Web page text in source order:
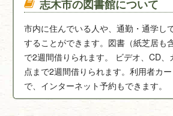
志木市の図書館について
市内に住んでいる人や、通勤・通学し
することができます。図書（紙芝居も
で2週間借りられます。 ビデオ、CD、
点まで2週間借りられます。利用者カ
で、インターネット予約もできます。
【柳瀬川立図書館】